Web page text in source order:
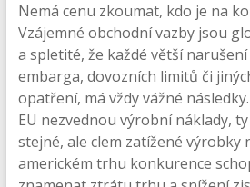
Nemá cenu zkoumat, kdo je na
Vzájemné obchodní vazby jsou
a spletité, že každé větší
embarga, dovozních limitů či
opatření, má vždy vážné
EU nezvednou výrobní náklady,
stejné, ale clem zatížené výrobky
americkém trhu konkurence